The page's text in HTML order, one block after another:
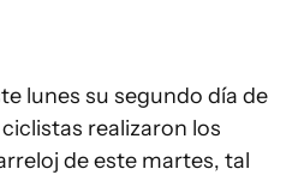
lunes su segundo día de
realizaron los
de este martes, tal